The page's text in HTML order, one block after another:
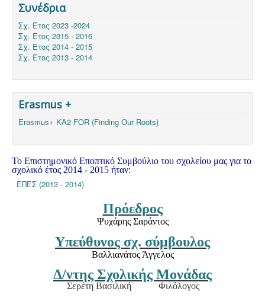
Συνέδρια
Σχ. Έτος 2023 -2024
Σχ. Έτος 2015 - 2016
Σχ. Έτος 2014 - 2015
Σχ. Έτος 2013 - 2014
Erasmus +
Erasmus+ KA2 FOR (Finding Our Roots)
Το Επιστημονικό Εποπτικό Συμβούλιο του σχολείου μας για το
σχολικό έτος 2014 - 2015 ήταν:
ΕΠΕΣ (2013 - 2014)
Πρόεδρος
Ψυχάρης Σαράντος
Υπεύθυνος σχ. σύμβουλος
Βαλλιανάτος Άγγελος
Δ/ντης Σχολικής Μονάδας
Σερέτη Βασιλική Φιλόλογος